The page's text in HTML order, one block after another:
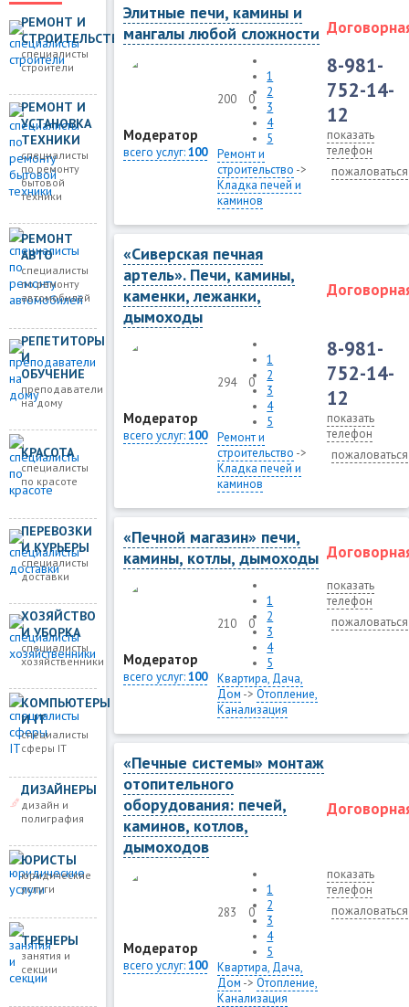
РЕМОНТ И
СТРОИТЕЛЬСТВО
специалисты
строители
РЕМОНТ И
УСТАНОВКА
ТЕХНИКИ
специалисты
по ремонту
бытовой
техники
РЕМОНТ
АВТО
специалисты
по ремонту
автомобилей
РЕПЕТИТОРЫ
И
ОБУЧЕНИЕ
преподаватели
на дому
КРАСОТА
специалисты
по красоте
ПЕРЕВОЗКИ
И КУРЬЕРЫ
специалисты
доставки
ХОЗЯЙСТВО
И УБОРКА
специалисты
хозяйственники
КОМПЬЮТЕРЫ
И IT
специалисты
сферы IT
ДИЗАЙНЕРЫ
дизайн и
полиграфия
ЮРИСТЫ
юридические
услуги
ТРЕНЕРЫ
занятия и
секции
Элитные печи, камины и
мангалы любой сложности
Модератор
всего услуг:100
200 0
1
2
3
4
5
Ремонт и
строительство ->
Кладка печей и
каминов
8-981-
752-14-
12
показать
телефон
пожаловаться
«Сиверская печная
артель». Печи, камины,
каменки, лежанки,
дымоходы
Модератор
всего услуг:100
294 0
1
2
3
4
5
Ремонт и
строительство ->
Кладка печей и
каминов
8-981-
752-14-
12
показать
телефон
пожаловаться
«Печной магазин» печи,
камины, котлы, дымоходы
Модератор
всего услуг:100
210 0
1
2
3
4
5
Квартира, Дача,
Дом ->Отопление,
Канализация
показать
телефон
пожаловаться
«Печные системы» монтаж
отопительного
оборудования: печей,
каминов, котлов,
дымоходов
Модератор
всего услуг:100
283 0
1
2
3
4
5
Квартира, Дача,
Дом ->Отопление,
Канализация
показать
телефон
пожаловаться